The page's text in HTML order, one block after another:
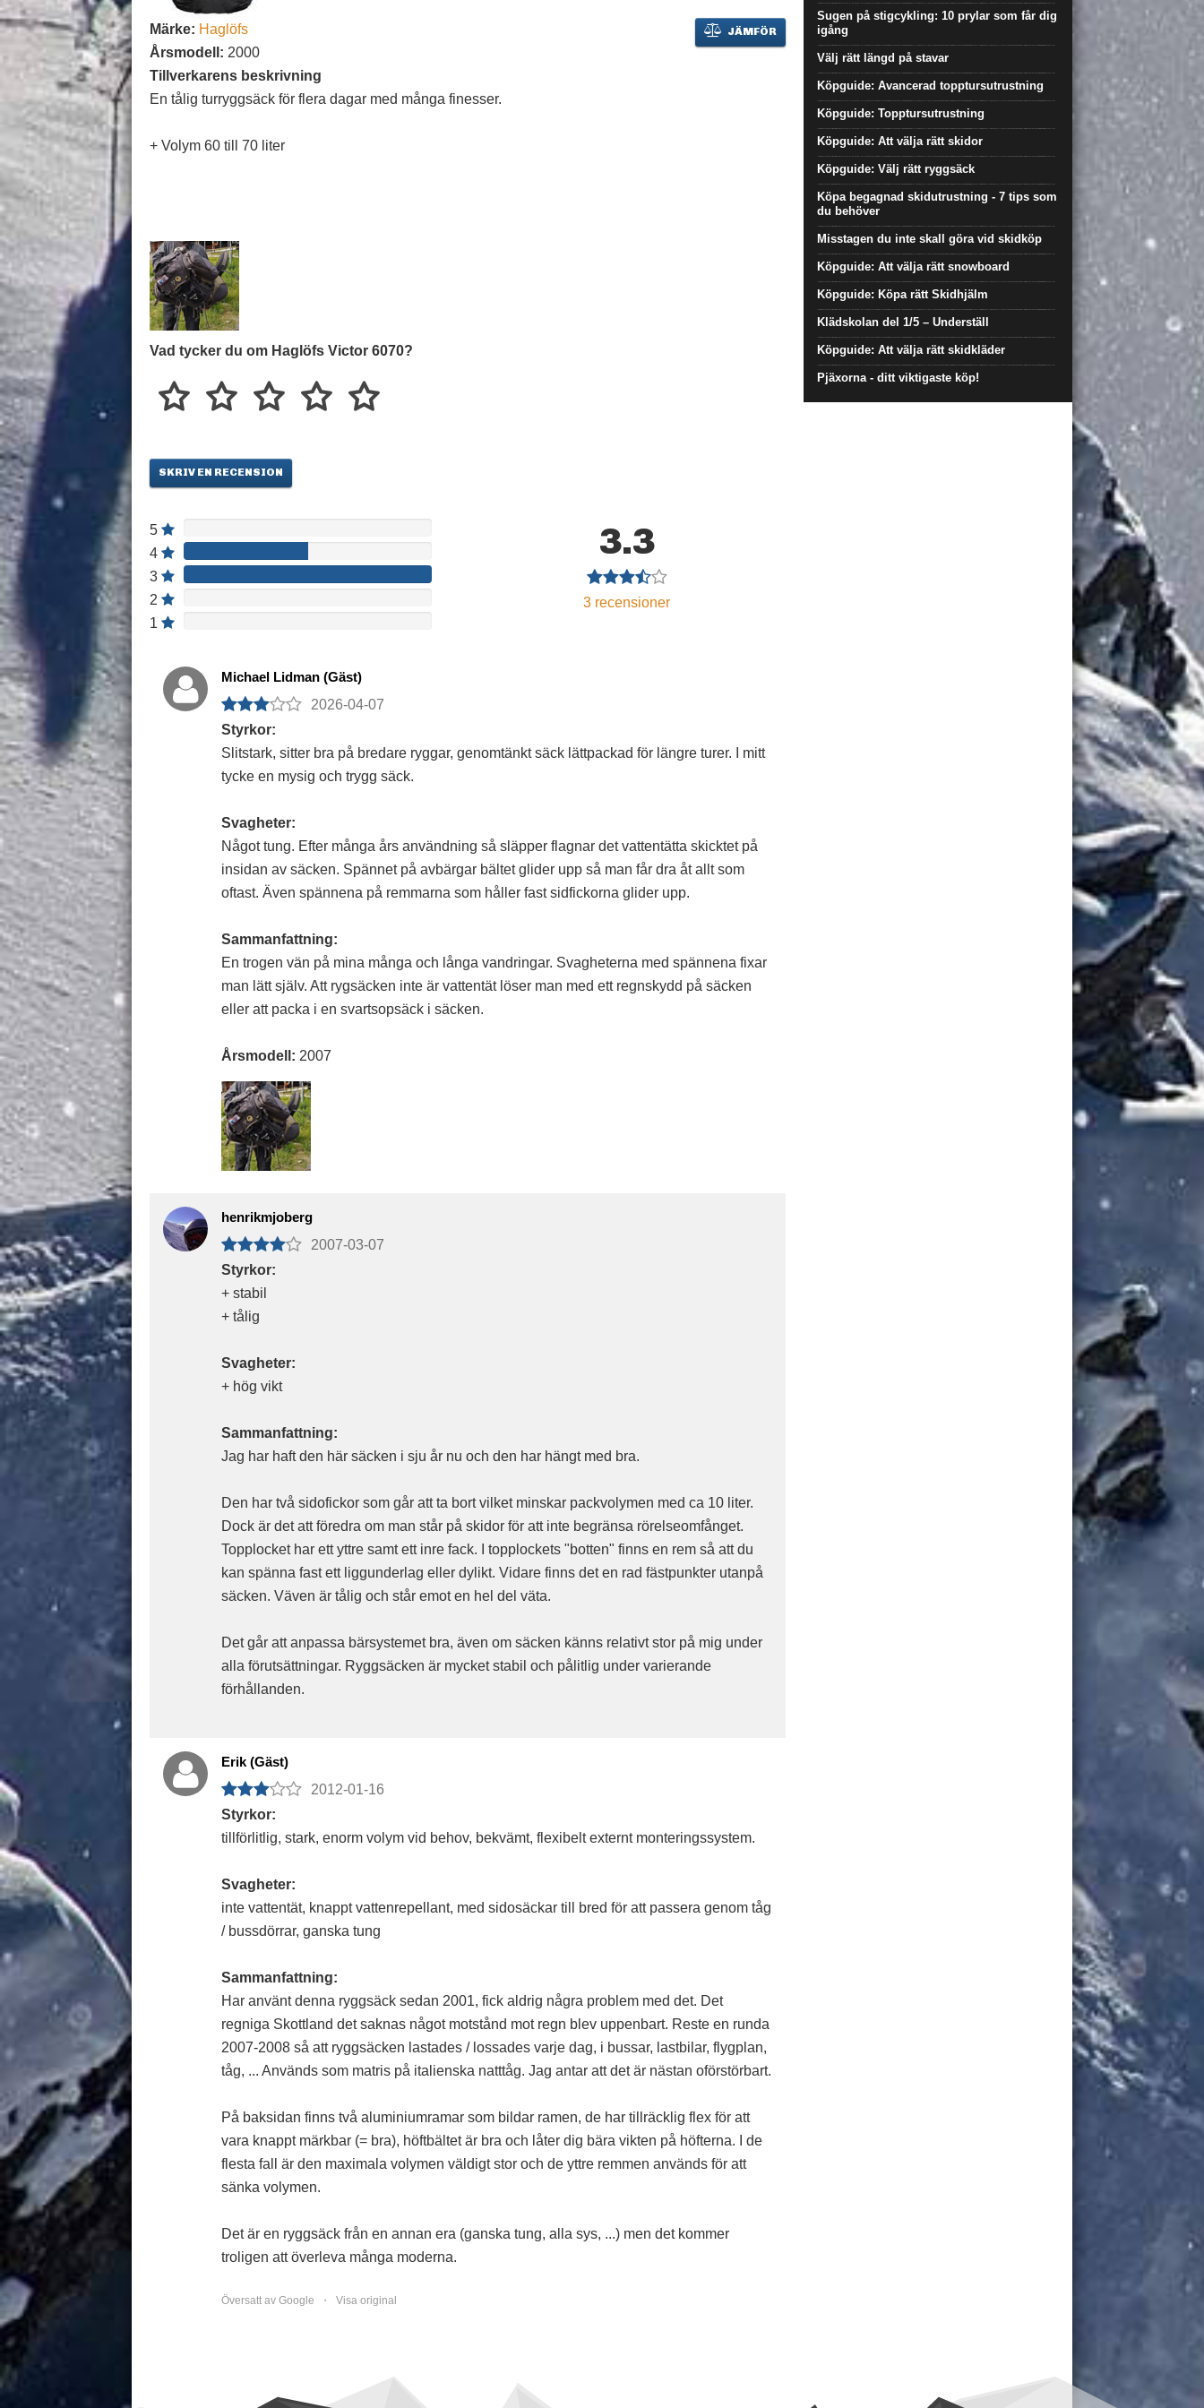
JÄMFÖR
Märke: Haglöfs
Årsmodell: 2000
Tillverkarens beskrivning
En tålig turryggsäck för flera dagar med många finesser.
+ Volym 60 till 70 liter
Vad tycker du om Haglöfs Victor 6070?
SKRIV EN RECENSION
5
4
3
2
1
3.3
3 recensioner
Michael Lidman (Gäst)
2026-04-07
Styrkor:
Slitstark, sitter bra på bredare ryggar, genomtänkt säck lättpackad för längre turer. I mitt
tycke en mysig och trygg säck.
Svagheter:
Något tung. Efter många års användning så släpper flagnar det vattentätta skicktet på
insidan av säcken. Spännet på avbärgar bältet glider upp så man får dra åt allt som
oftast. Även spännena på remmarna som håller fast sidfickorna glider upp.
Sammanfattning:
En trogen vän på mina många och långa vandringar. Svagheterna med spännena fixar
man lätt själv. Att rygsäcken inte är vattentät löser man med ett regnskydd på säcken
eller att packa i en svartsopsäck i säcken.
Årsmodell: 2007
henrikmjoberg
2007-03-07
Styrkor:
+ stabil
+ tålig
Svagheter:
+ hög vikt
Sammanfattning:
Jag har haft den här säcken i sju år nu och den har hängt med bra.
Den har två sidofickor som går att ta bort vilket minskar packvolymen med ca 10 liter.
Dock är det att föredra om man står på skidor för att inte begränsa rörelseomfånget.
Topplocket har ett yttre samt ett inre fack. I topplockets "botten" finns en rem så att du
kan spänna fast ett liggunderlag eller dylikt. Vidare finns det en rad fästpunkter utanpå
säcken. Väven är tålig och står emot en hel del väta.
Det går att anpassa bärsystemet bra, även om säcken känns relativt stor på mig under
alla förutsättningar. Ryggsäcken är mycket stabil och pålitlig under varierande
förhållanden.
Erik (Gäst)
2012-01-16
Styrkor:
tillförlitlig, stark, enorm volym vid behov, bekvämt, flexibelt externt monteringssystem.
Svagheter:
inte vattentät, knappt vattenrepellant, med sidosäckar till bred för att passera genom tåg
/ bussdörrar, ganska tung
Sammanfattning:
Har använt denna ryggsäck sedan 2001, fick aldrig några problem med det. Det
regniga Skottland det saknas något motstånd mot regn blev uppenbart. Reste en runda
2007-2008 så att ryggsäcken lastades / lossades varje dag, i bussar, lastbilar, flygplan,
tåg, ... Används som matris på italienska natttåg. Jag antar att det är nästan oförstörbart.
På baksidan finns två aluminiumramar som bildar ramen, de har tillräcklig flex för att
vara knappt märkbar (= bra), höftbältet är bra och låter dig bära vikten på höfterna. I de
flesta fall är den maximala volymen väldigt stor och de yttre remmen används för att
sänka volymen.
Det är en ryggsäck från en annan era (ganska tung, alla sys, ...) men det kommer
troligen att överleva många moderna.
Översatt av Google ・ Visa original
Sugen på stigcykling: 10 prylar som får dig
igång
Välj rätt längd på stavar
Köpguide: Avancerad topptursutrustning
Köpguide: Topptursutrustning
Köpguide: Att välja rätt skidor
Köpguide: Välj rätt ryggsäck
Köpa begagnad skidutrustning - 7 tips som
du behöver
Misstagen du inte skall göra vid skidköp
Köpguide: Att välja rätt snowboard
Köpguide: Köpa rätt Skidhjälm
Klädskolan del 1/5 – Underställ
Köpguide: Att välja rätt skidkläder
Pjäxorna - ditt viktigaste köp!